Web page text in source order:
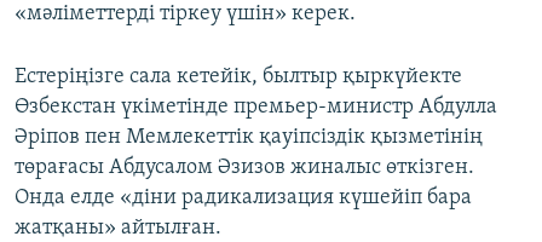
«мәліметтерді тіркеу үшін» керек.
Естеріңізге сала кетейік, былтыр қыркүйекте
Өзбекстан үкіметінде премьер-министр Абдулла
Әріпов пен Мемлекеттік қауіпсіздік қызметінің
төрағасы Абдусалом Әзизов жиналыс өткізген.
Онда елде «діни радикализация күшейіп бара
жатқаны» айтылған.